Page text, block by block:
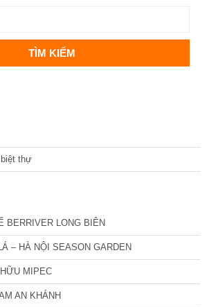
thự
BERRIVER LONG BIÊN
– HÀ NỘI SEASON GARDEN
MIPEC
AN KHÁNH